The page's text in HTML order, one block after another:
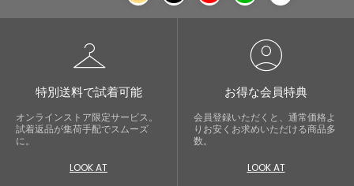
checkroom
特別送料で試着可能
オンラインストア限定サービス。
試着返品が集荷手配でスムーズ
に。
LOOK AT
account_circle
お得な会員特典
会員登録いただくと、通常価格よ
りお安くお求めいただける商品多
数。
LOOK AT